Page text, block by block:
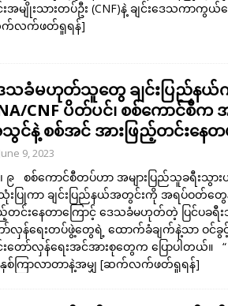
းအမျိုးသားတပ်ဦး (CNF)နဲ့ ချင်းဒေသကာကွယ်
လက်ဖတ်ရှုရန်]
သခံမဟုတ်သူတွေ ချင်းပြည်နယ်
CNF ပိတ်ပင်၊ စစ်ကောင်စီက
င်နဲ့ စစ်အင် အားဖြည့်တင်းန
June 9, 2023
၉ စစ်ကောင်စီတပ်ဟာ အများပြည်သူခရီးသွာ
းပြုကာ ချင်းပြည်နယ်အတွင်းကို အရပ်ဝတ်တွေ
ည့်တင်းနေတာကြောင့် ဒေသခံမဟုတ်တဲ့ ပြင်ပခ
လှန်ရေးတပ်ဖွဲ့တွေရဲ့ ထောက်ခံချက်နဲ့သာ ဝင်
းတော်လှန်ရေးအင်အားစုတွေက ပြောပါတယ်။
စ်ကြာလာတာနဲ့အမျှ [ဆက်လက်ဖတ်ရှုရန်]